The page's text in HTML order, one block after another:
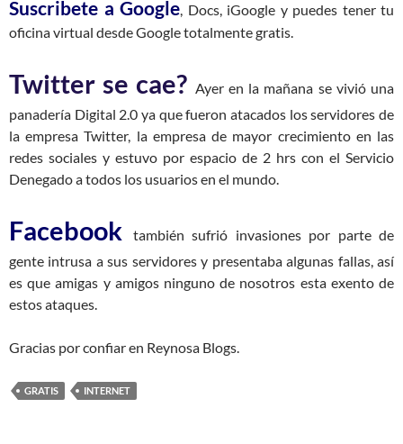
Suscribete a Google, Docs, iGoogle y puedes tener tu
oficina virtual desde Google totalmente gratis.
Twitter se cae? Ayer en la mañana se vivió una
panadería Digital 2.0 ya que fueron atacados los servidores de
la empresa Twitter, la empresa de mayor crecimiento en las
redes sociales y estuvo por espacio de 2 hrs con el Servicio
Denegado a todos los usuarios en el mundo.
Facebook
también sufrió invasiones por parte de
gente intrusa a sus servidores y presentaba algunas fallas, así
es que amigas y amigos ninguno de nosotros esta exento de
estos ataques.
Gracias por confiar en Reynosa Blogs.
GRATIS INTERNET